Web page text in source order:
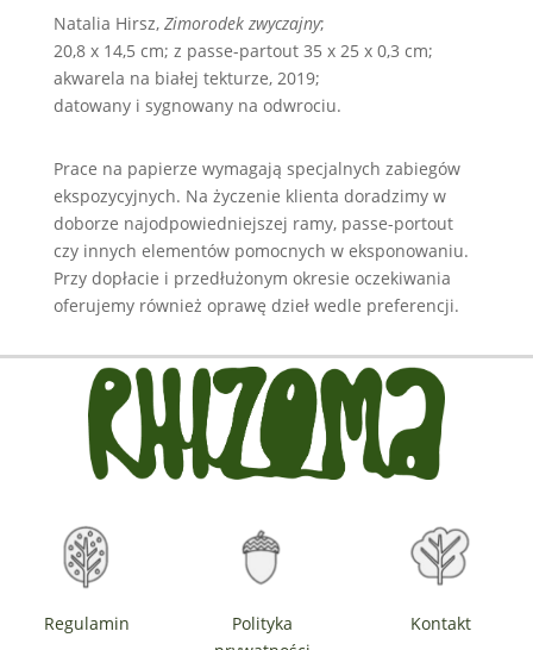
Natalia Hirsz, Zimorodek zwyczajny;
20,8 x 14,5 cm; z passe-partout 35 x 25 x 0,3 cm;
akwarela na białej tekturze, 2019;
datowany i sygnowany na odwrociu.
Prace na papierze wymagają specjalnych zabiegów
ekspozycyjnych. Na życzenie klienta doradzimy w
doborze najodpowiedniejszej ramy, passe-portout
czy innych elementów pomocnych w eksponowaniu.
Przy dopłacie i przedłużonym okresie oczekiwania
oferujemy również oprawę dzieł wedle preferencji.
Regulamin
Polityka
Kontakt